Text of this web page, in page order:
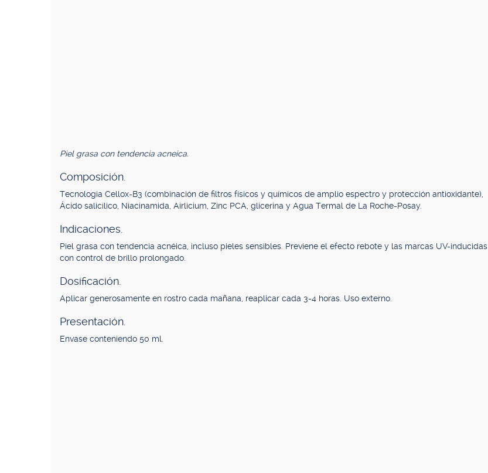
Piel grasa con tendencia acneica.
Composición.
Tecnologia Cellox-B3 (combinación de filtros físicos y químicos de amplio espectro y protección antioxidante),
Ácido salicílico, Niacinamida, Airlicium, Zinc PCA, glicerina y Agua Termal de La Roche-Posay.
Indicaciones.
Piel grasa con tendencia acnéica, incluso pieles sensibles. Previene el efecto rebote y las marcas UV-inducidas
con control de brillo prolongado.
Dosificación.
Aplicar generosamente en rostro cada mañana, reaplicar cada 3-4 horas. Uso externo.
Presentación.
Envase conteniendo 50 ml.